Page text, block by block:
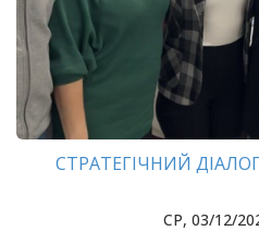
СТРАТЕГІЧНИЙ
СР, 03/12/